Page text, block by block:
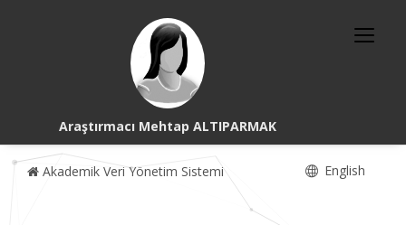
Araştırmacı Mehtap ALTIPARMAK
Akademik Veri Yönetim Sistemi English